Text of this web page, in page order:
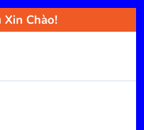
Xin Chào!